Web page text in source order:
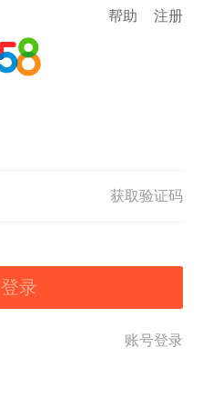
帮助 注册
获取验证码
登录
账号登录